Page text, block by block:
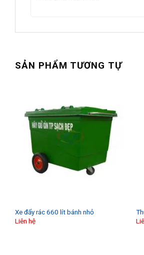
SẢN PHẨM TƯƠNG TỰ
Xe đẩy rác 660 lít bánh nhỏ
Liên hệ